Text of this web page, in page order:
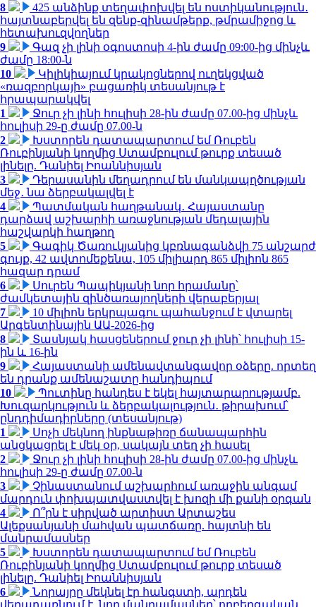
8
425 անձինք տեղափոխվել են ոստիկանություն․
հայտնաբերվել են զենք-զինամթերք, թմրամիջոց և
հետախուզվողներ
9
Գազ չի լինի օգոստոսի 4-ին ժամը 09:00-ից մինչև
ժամը 18:00-ն
10
Կիլիկիայում կրակոցներով ուղեկցված
«ռազբորկայի» բացառիկ տեսանյութ է
հրապարակվել
1
Ջուր չի լինի հուլիսի 28-ին ժամը 07.00-ից մինչև
հուլիսի 29-ը ժամը 07.00-ն
2
Խստորեն դատապարտում եմ Ռուբեն
Ռուբինյանի կողմից Ստամբուլում թուրք տեսած
լինելը. Դանիել Իոաննիսյան
3
Դերասանին մեղադրում են մանկապղծության
մեջ․ նա ձերբակալվել է
4
Պատմական հաղթանակ․ Հայաստանը
դարձավ աշխարհի առաջնության մեդալային
հաշվարկի հաղթող
5
Գագիկ Ծառուկյանից կբռնագանձվի 75 անշարժ
գույք, 42 ավտոմեքենա, 105 միլիարդ 865 միլիոն 865
հազար դրամ
6
Սուրեն Պապիկյանի նոր հրամանը՝
ժամկետային զինծառայողների վերաբերյալ
7
10 միլիոն երկրպագու պահանջում է վտարել
Արգենտինային ԱԱ-2026-ից
8
Տասնյակ հասցեներում ջուր չի լինի՝ հուլիսի 15-
ին և 16-ին
9
Հայաստանի ամենավտանգավոր օձերը. որտեղ
են դրանք ամենաշատը հանդիպում
10
Պուտինը հանդես է եկել հայտարարությամբ.
Խուզարկություն և ձերբակալություն․ թիրախում՝
ընդդիմադիրները (տեսանյութ)
1
Սոչի մեկնող ինքնաթիռը ճանապարհին
անցկացրել է մեկ օր, սակայն տեղ չի հասել
2
Ջուր չի լինի հուլիսի 28-ին ժամը 07.00-ից մինչև
հուլիսի 29-ը ժամը 07.00-ն
3
Չինաստանում աշխարհում առաջին անգամ
մարդուն փոխպատվաստվել է խոզի մի քանի օրգան
4
Ո՞րն է սիրված արտիստ Արտաշես
Ալեքսանյանի մահվան պատճառը. հայտնի են
մանրամասներ
5
Խստորեն դատապարտում եմ Ռուբեն
Ռուբինյանի կողմից Ստամբուլում թուրք տեսած
լինելը. Դանիել Իոաննիսյան
6
Նորայրը մեկնել էր հանգստի, արդեն
վերադառնում է. նոր մանրամասներ՝ ողբերգական